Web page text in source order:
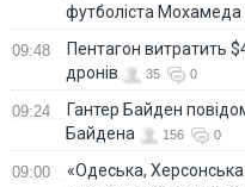
футболіста Мохамеда
09:48
Пентагон витратить
дронів
35 0
09:24
Гантер Байден
Байдена
156 0
09:00
«Одеська, Херсонська